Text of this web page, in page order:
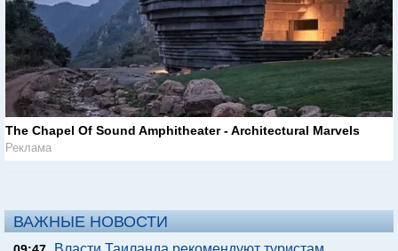
The Chapel Of Sound Amphitheater - Architectural Marvels
Реклама
ВАЖНЫЕ НОВОСТИ